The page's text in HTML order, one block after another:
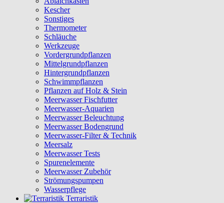
Kescher
Sonstiges
Thermometer
Schläuche
Werkzeuge
Vordergrundpflanzen
Mittelgrundpflanzen
Hintergrundpflanzen
Schwimmpflanzen
Pflanzen auf Holz & Stein
Meerwasser Fischfutter
Meerwasser-Aquarien
Meerwasser Beleuchtung
Meerwasser Bodengrund
Meerwasser-Filter & Technik
Meersalz
Meerwasser Tests
Spurenelemente
Meerwasser Zubehör
Strömungspumpen
Wasserpflege
Terraristik